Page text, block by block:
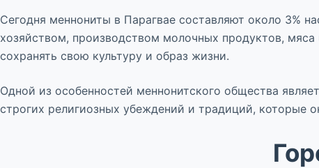
Сегодня меннониты в Парагвае составляют около 3%
хозяйством, производством молочных продуктов,
сохранять свою культуру и образ жизни.
Одной из особенностей меннонитского общества
строгих религиозных убеждений и традиций, которые